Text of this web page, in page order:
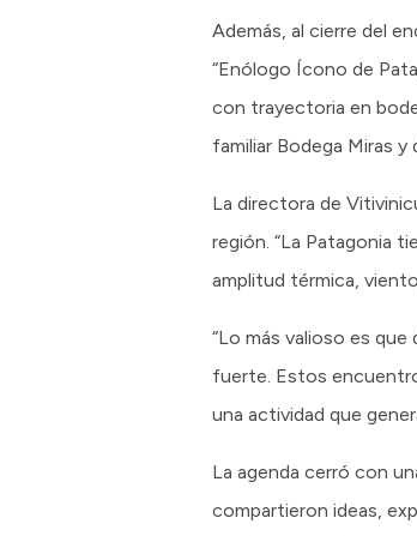
Además, al cierre del
“Enólogo Ícono de
con trayectoria en
familiar Bodega Miras y
La directora de
región. “La Patagonia
amplitud térmica,
“Lo más valioso es
fuerte. Estos
una actividad que
La agenda cerró con
compartieron ideas,